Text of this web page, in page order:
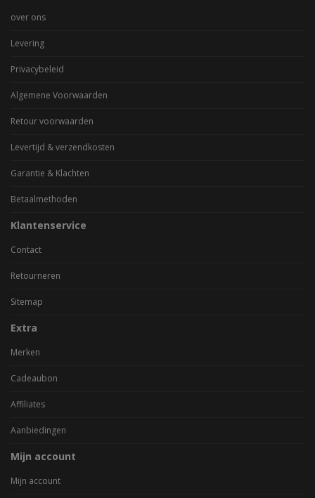
over ons
Levering
Privacybeleid
Algemene Voorwaarden
Retour voorwaarden
Levertijd & verzendkosten
Garantie & Klachten
Betaalmethoden
Klantenservice
Contact
Retourneren
Sitemap
Extra
Merken
Cadeaubon
Affiliates
Aanbiedingen
Mijn account
Mijn account